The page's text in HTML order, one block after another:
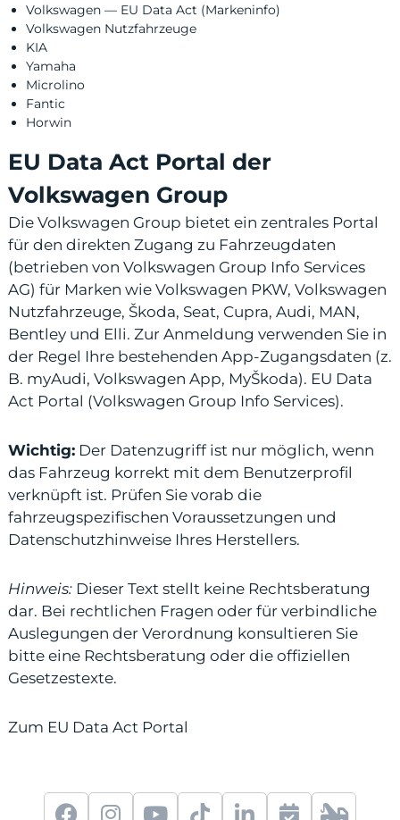
Volkswagen — EU Data Act (Markeninfo)
Volkswagen Nutzfahrzeuge
KIA
Yamaha
Microlino
Fantic
Horwin
EU Data Act Portal der
Volkswagen Group
Die Volkswagen Group bietet ein zentrales Portal
für den direkten Zugang zu Fahrzeugdaten
(betrieben von Volkswagen Group Info Services
AG) für Marken wie Volkswagen PKW, Volkswagen
Nutzfahrzeuge, Škoda, Seat, Cupra, Audi, MAN,
Bentley und Elli. Zur Anmeldung verwenden Sie in
der Regel Ihre bestehenden App-Zugangsdaten (z.
B. myAudi, Volkswagen App, MyŠkoda). EU Data
Act Portal (Volkswagen Group Info Services).
Wichtig:Der Datenzugriff ist nur möglich, wenn
das Fahrzeug korrekt mit dem Benutzerprofil
verknüpft ist. Prüfen Sie vorab die
fahrzeugspezifischen Voraussetzungen und
Datenschutzhinweise Ihres Herstellers.
Hinweis:Dieser Text stellt keine Rechtsberatung
dar. Bei rechtlichen Fragen oder für verbindliche
Auslegungen der Verordnung konsultieren Sie
bitte eine Rechtsberatung oder die offiziellen
Gesetzestexte.
Zum EU Data Act Portal